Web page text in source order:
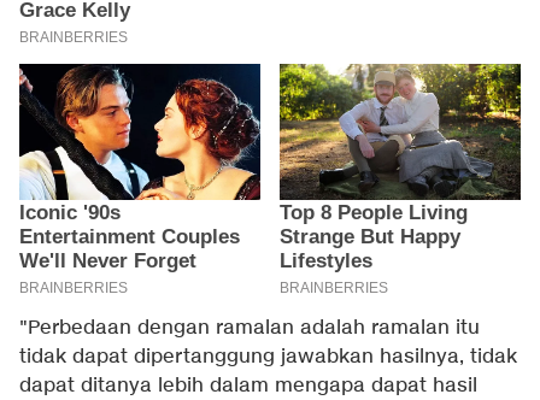
"Perbedaan dengan ramalan adalah ramalan itu
tidak dapat dipertanggung jawabkan hasilnya, tidak
dapat ditanya lebih dalam mengapa dapat hasil